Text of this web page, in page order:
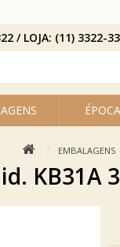
/ LOJA: (11) 3322-
EMBALAGENS
KB31A